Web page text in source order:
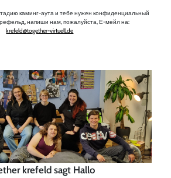
каминг-аута и тебе нужен конфиденциальный
напиши нам, пожалуйста, Е-мейл на:
krefeld@together-virtuell.de
krefeld sagt Hallo